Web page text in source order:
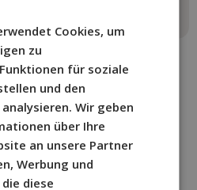
ZIMMER
das Zimmer im
Tiento
ENGLISH
GERMAN
Cookies, um
zu
für soziale
und den
Wir geben
über Ihre
an unsere Partner
Werbung und
diese